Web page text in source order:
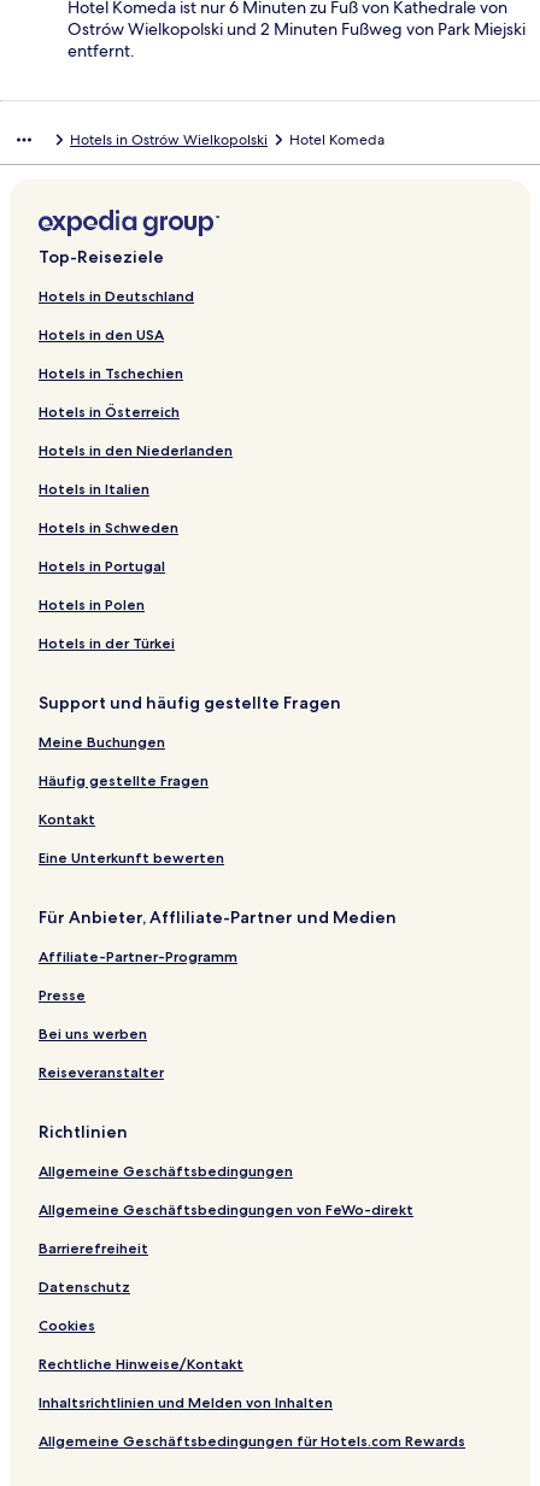
Hotel Komeda ist nur 6 Minuten zu Fuß von Kathedrale von
Ostrów Wielkopolski und 2 Minuten Fußweg von Park Miejski
entfernt.
Hotels in Ostrów Wielkopolski Hotel Komeda
Top-Reiseziele
Hotels in Deutschland
Hotels in den USA
Hotels in Tschechien
Hotels in Österreich
Hotels in den Niederlanden
Hotels in Italien
Hotels in Schweden
Hotels in Portugal
Hotels in Polen
Hotels in der Türkei
Support und häufig gestellte Fragen
Meine Buchungen
Häufig gestellte Fragen
Kontakt
Eine Unterkunft bewerten
Für Anbieter, Affliliate-Partner und Medien
Affiliate-Partner-Programm
Presse
Bei uns werben
Reiseveranstalter
Richtlinien
Allgemeine Geschäftsbedingungen
Allgemeine Geschäftsbedingungen von FeWo-direkt
Barrierefreiheit
Datenschutz
Cookies
Rechtliche Hinweise/Kontakt
Inhaltsrichtlinien und Melden von Inhalten
Allgemeine Geschäftsbedingungen für Hotels.com Rewards